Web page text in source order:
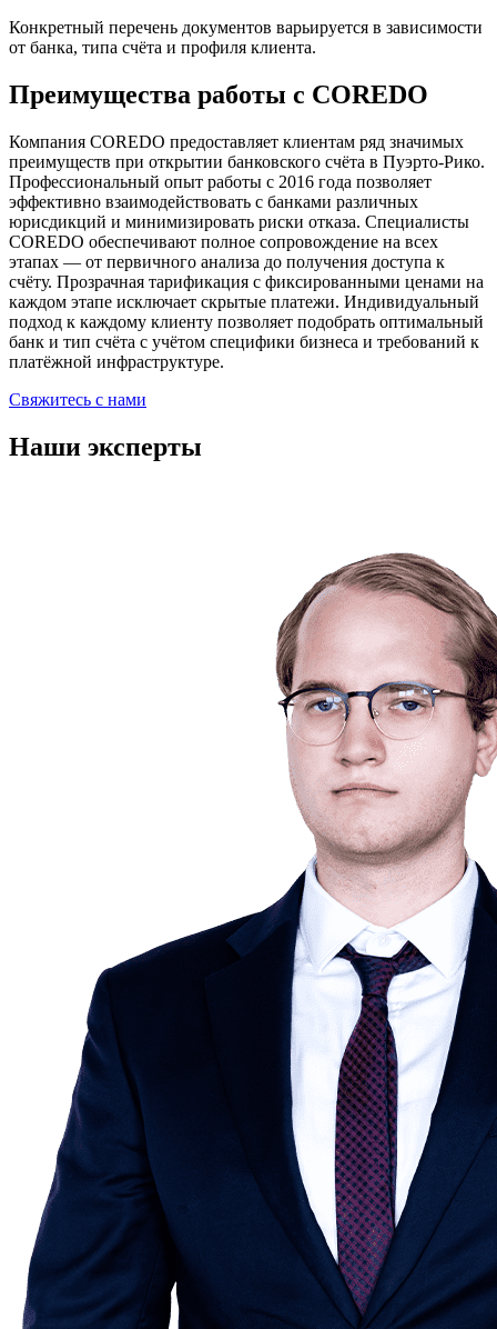
Конкретный перечень документов варьируется в зависимости
от банка, типа счёта и профиля клиента.
Преимущества работы с COREDO
Компания COREDO предоставляет клиентам ряд значимых
преимуществ при открытии банковского счёта в Пуэрто-Рико.
Профессиональный опыт работы с 2016 года позволяет
эффективно взаимодействовать с банками различных
юрисдикций и минимизировать риски отказа. Специалисты
COREDO обеспечивают полное сопровождение на всех
этапах — от первичного анализа до получения доступа к
счёту. Прозрачная тарификация с фиксированными ценами на
каждом этапе исключает скрытые платежи. Индивидуальный
подход к каждому клиенту позволяет подобрать оптимальный
банк и тип счёта с учётом специфики бизнеса и требований к
платёжной инфраструктуре.
Свяжитесь с нами
Наши эксперты